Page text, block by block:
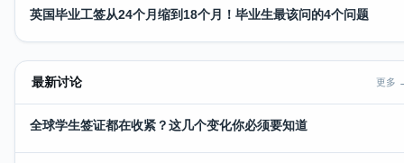
英国毕业工签从24个月缩到18个月！毕业生最该问的4个问题
最新讨论 更多
全球学生签证都在收紧？这几个变化你必须要知道